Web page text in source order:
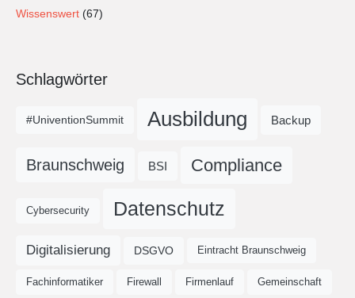
Wissenswert (67)
Schlagwörter
#UniventionSummit Ausbildung Backup
Braunschweig BSI Compliance
Cybersecurity Datenschutz
Digitalisierung DSGVO Eintracht Braunschweig
Fachinformatiker Firewall Firmenlauf Gemeinschaft